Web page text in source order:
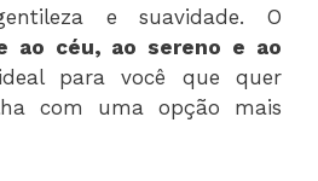
e suavidade. O
ao céu, ao sereno e ao
para você que quer
com uma opção mais